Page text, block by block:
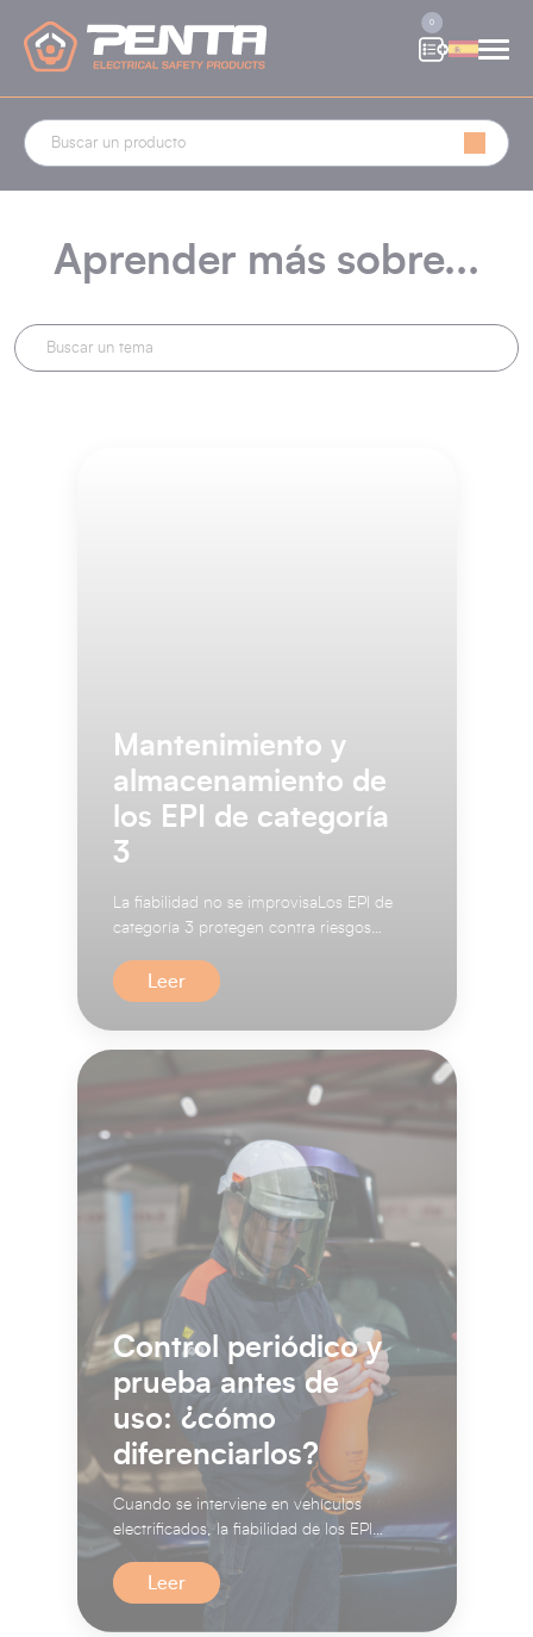
0
Aprender más sobre...
Mantenimiento y
almacenamiento de
los EPI de categoría
3
La fiabilidad no se improvisaLos EPI de
categoría 3 protegen contra riesgos
Leer
Control periódico y
prueba antes de
uso: ¿cómo
diferenciarlos?
Cuando se interviene en vehículos
electrificados, la fiabilidad de los EPI
Leer